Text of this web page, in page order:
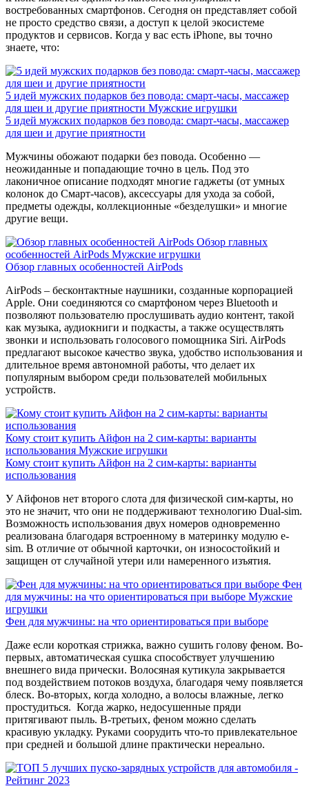
востребованных смартфонов. Сегодня он представляет собой
не просто средство связи, а доступ к целой экосистеме
продуктов и сервисов. Когда у вас есть iPhone, вы точно
знаете, что:
5 идей мужских подарков без повода: смарт-часы, массажер
для шеи и другие приятности Мужские игрушки
5 идей мужских подарков без повода: смарт-часы, массажер
для шеи и другие приятности
Мужчины обожают подарки без повода. Особенно —
неожиданные и попадающие точно в цель. Под это
лаконичное описание подходят многие гаджеты (от умных
колонок до Смарт-часов), аксессуары для ухода за собой,
предметы одежды, коллекционные «безделушки» и многие
другие вещи.
Обзор главных
особенностей AirPods Мужские игрушки
Обзор главных особенностей AirPods
AirPods – бесконтактные наушники, созданные корпорацией
Apple. Они соединяются со смартфоном через Bluetooth и
позволяют пользователю прослушивать аудио контент, такой
как музыка, аудиокниги и подкасты, а также осуществлять
звонки и использовать голосового помощника Siri. AirPods
предлагают высокое качество звука, удобство использования и
длительное время автономной работы, что делает их
популярным выбором среди пользователей мобильных
устройств.
Кому стоит купить Айфон на 2 сим-карты: варианты
использования Мужские игрушки
Кому стоит купить Айфон на 2 сим-карты: варианты
использования
У Айфонов нет второго слота для физической сим-карты, но
это не значит, что они не поддерживают технологию Dual-sim.
Возможность использования двух номеров одновременно
реализована благодаря встроенному в материнку модулю e-
sim. В отличие от обычной карточки, он износостойкий и
защищен от случайной утери или намеренного изъятия.
Фен
для мужчины: на что ориентироваться при выборе Мужские
игрушки
Фен для мужчины: на что ориентироваться при выборе
Даже если короткая стрижка, важно сушить голову феном. Во-
первых, автоматическая сушка способствует улучшению
внешнего вида прически. Волосяная кутикула закрывается
под воздействием потоков воздуха, благодаря чему появляется
блеск. Во-вторых, когда холодно, а волосы влажные, легко
простудиться. Когда жарко, недосушенные пряди
притягивают пыль. В-третьих, феном можно сделать
красивую укладку. Руками соорудить что-то привлекательное
при средней и большой длине практически нереально.